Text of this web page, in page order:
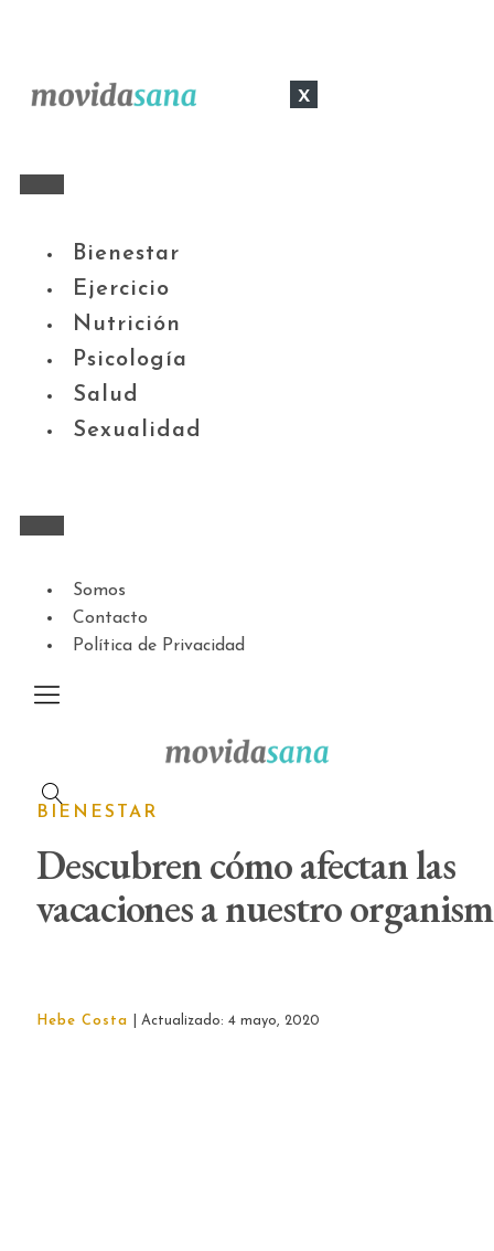
x
Bienestar
Ejercicio
Nutrición
Psicología
Salud
Sexualidad
Somos
Contacto
Política de Privacidad
BIENESTAR
Descubren cómo afectan las
vacaciones a nuestro
Hebe Costa | Actualizado: 4 mayo, 2020